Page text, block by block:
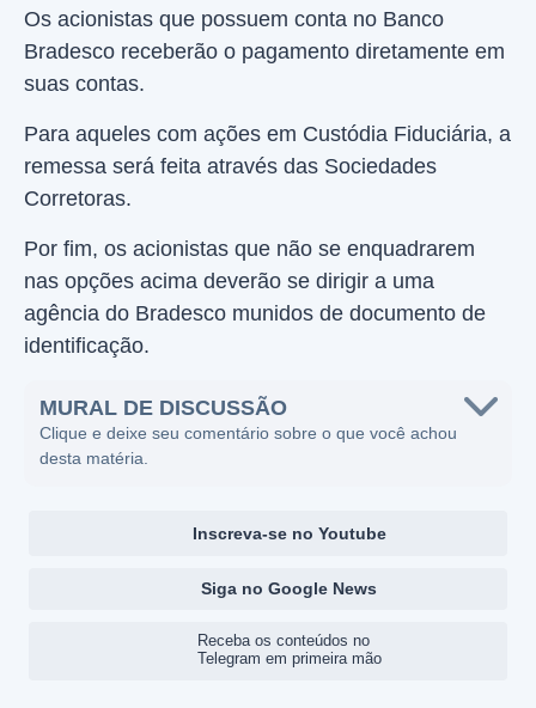
Os acionistas que possuem conta no Banco
Bradesco receberão o pagamento diretamente em
suas contas.
Para aqueles com ações em Custódia Fiduciária, a
remessa será feita através das Sociedades
Corretoras.
Por fim, os acionistas que não se enquadrarem
nas opções acima deverão se dirigir a uma
agência do Bradesco munidos de documento de
identificação.
MURAL DE DISCUSSÃO
Clique e deixe seu comentário sobre o que você achou
desta matéria.
Inscreva-se no Youtube
Siga no Google News
Receba os conteúdos no
Telegram em primeira mão